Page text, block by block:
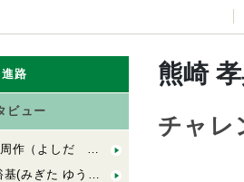
路
ビュー
よしだ しゅうさく）
(みぎた ゆうき)
熊崎
チャレ